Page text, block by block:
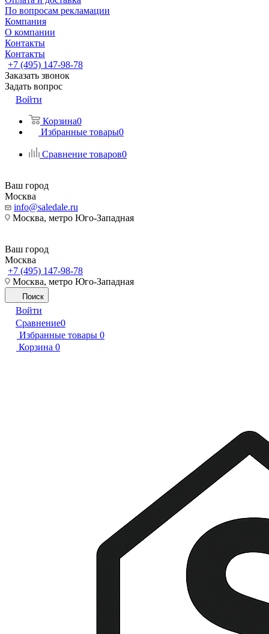
По вопросам рекламации
Компания
О компании
Контакты
Контакты
+7 (495) 147-98-78
Заказать звонок
Задать вопрос
Войти
Корзина0
Избранные товары0
Сравнение товаров0
Ваш город
Москва
info@saledale.ru
Москва, метро Юго-Западная
Ваш город
Москва
+7 (495) 147-98-78
Москва, метро Юго-Западная
Поиск
Войти
Сравнение0
Избранные товары 0
Корзина 0